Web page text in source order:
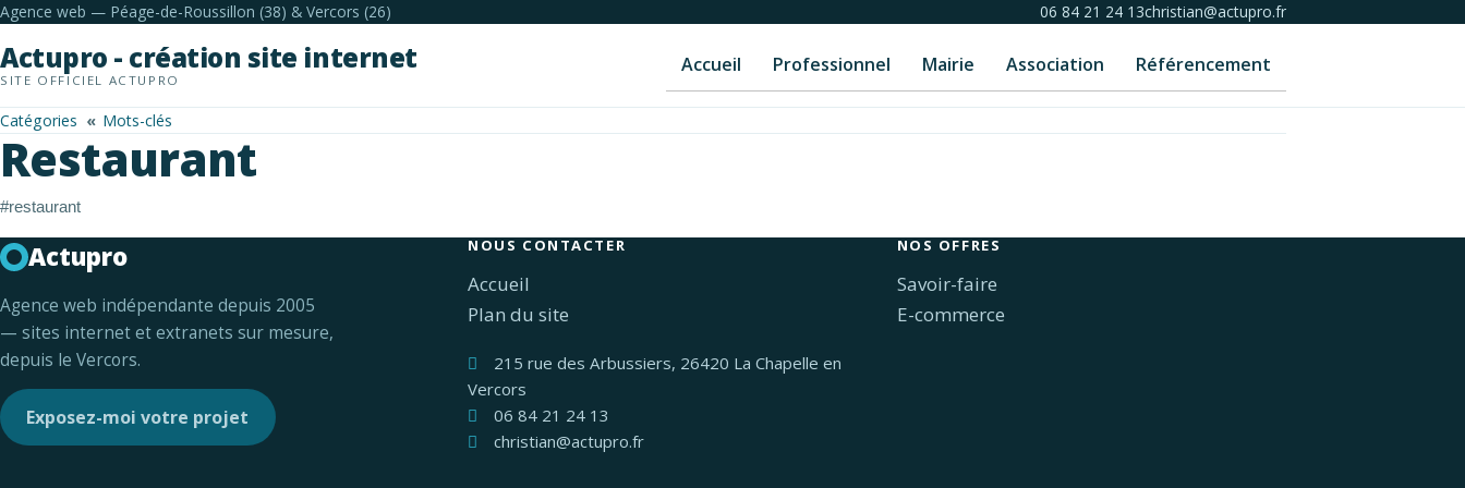
Agence web — Péage-de-Roussillon (38) & Vercors (26) 06 84 21 24 13christian@actupro.fr
Actupro - création site internet
SITE OFFICIEL ACTUPRO
Accueil Professionnel Mairie Association Référencement
Catégories Mots-clés
Restaurant
#restaurant
Actupro
Agence web indépendante depuis 2005
— sites internet et extranets sur mesure,
depuis le Vercors.
Exposez-moi votre projet
NOUS CONTACTER
Accueil
Plan du site
215 rue des Arbussiers, 26420 La Chapelle en
Vercors
06 84 21 24 13
christian@actupro.fr
NOS OFFRES
Savoir-faire
E-commerce